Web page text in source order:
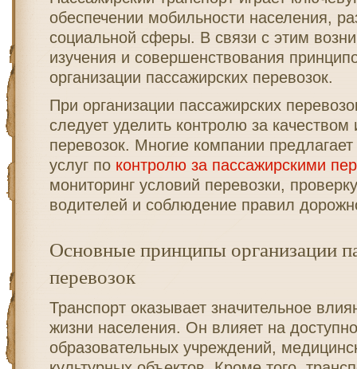
обеспечении мобильности населения,
социальной сферы. В связи с этим
изучения и совершенствования
организации пассажирских перевозок.
При организации пассажирских
следует уделить контролю за качеством
перевозок. Многие компании
услуг по контролю за пассажирскими
мониторинг условий перевозки,
водителей и соблюдение правил
Основные принципы организации
перевозок
Транспорт оказывает значительное
жизни населения. Он влияет на
образовательных учреждений,